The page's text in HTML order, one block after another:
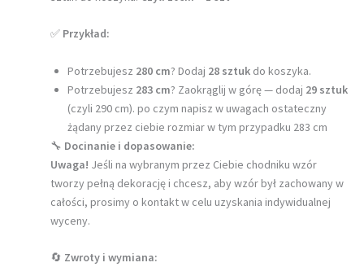
✅ Przykład:
Potrzebujesz 280 cm? Dodaj 28 sztuk do koszyka.
Potrzebujesz 283 cm? Zaokrąglij w górę — dodaj 29 sztuk
(czyli 290 cm). po czym napisz w uwagach ostateczny
żądany przez ciebie rozmiar w tym przypadku 283 cm
🔧 Docinanie i dopasowanie:
Uwaga! Jeśli na wybranym przez Ciebie chodniku wzór
tworzy pełną dekorację i chcesz, aby wzór był zachowany w
całości, prosimy o kontakt w celu uzyskania indywidualnej
wyceny.
🔄 Zwroty i wymiana: